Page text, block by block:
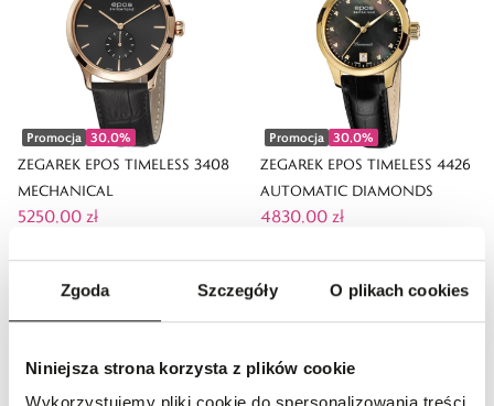
Zgoda Szczegóły O plikach cookies
Niniejsza strona korzysta z plików cookie
Promocja 30,0%
ZEGAREK EPOS TIMELESS 3408
MECHANICAL
5250,00 zł
obniżką: 7500,00 zł -30,0%
Promocja 30,0%
ZEGAREK EPOS TIMELESS 4426
AUTOMATIC DIAMONDS
4830,00 zł
obniżką: 6900,00 zł -30,0%